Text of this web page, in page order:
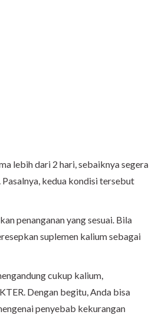
lebih dari 2 hari, sebaiknya segera
kedua kondisi tersebut
penanganan yang sesuai. Bila
suplemen kalium sebagai
cukup kalium,
Dengan begitu, Anda bisa
penyebab kekurangan